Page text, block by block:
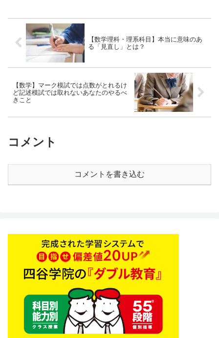
【数学理科・理系科目】本当に意味のあ
る「見直し」とは？
【数学】マーク模試では点数がとれるけ
ど記述模試では取れないあなたのやるべ
きこと
コメント
コメントを書き込む